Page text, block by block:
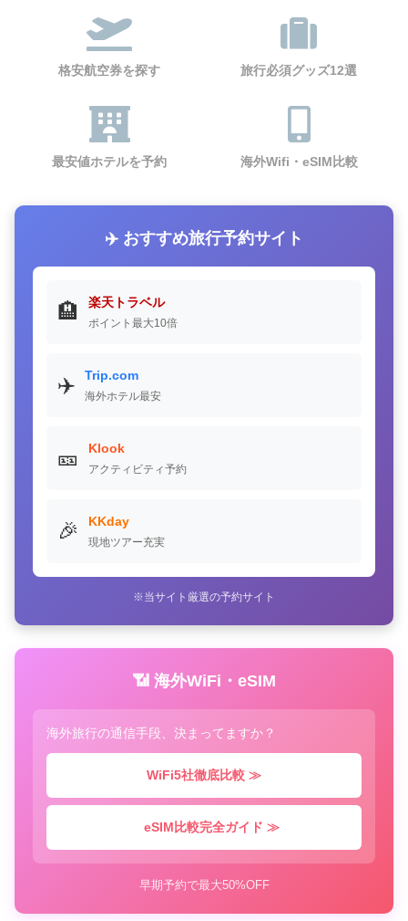
格安航空券を探す 旅行必須グッズ12選
最安値ホテルを予約 海外Wifi・eSIM比較
✈️ おすすめ旅行予約サイト
🏨 楽天トラベル
ポイント最大10倍
✈️ Trip.com
海外ホテル最安
🎫 Klook
アクティビティ予約
🎉 KKday
現地ツアー充実
※当サイト厳選の予約サイト
📶 海外WiFi・eSIM
海外旅行の通信手段、決まってますか？
WiFi5社徹底比較 ≫
eSIM比較完全ガイド ≫
早期予約で最大50%OFF